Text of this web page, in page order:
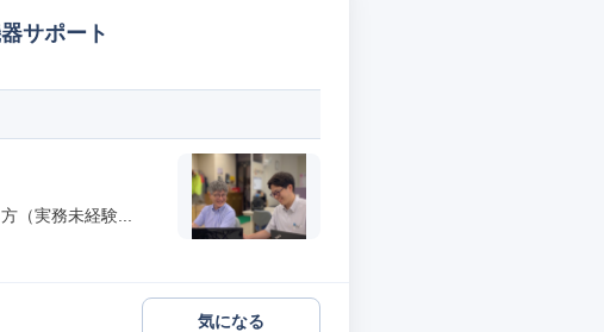
サポート
（実務未経験...
気になる